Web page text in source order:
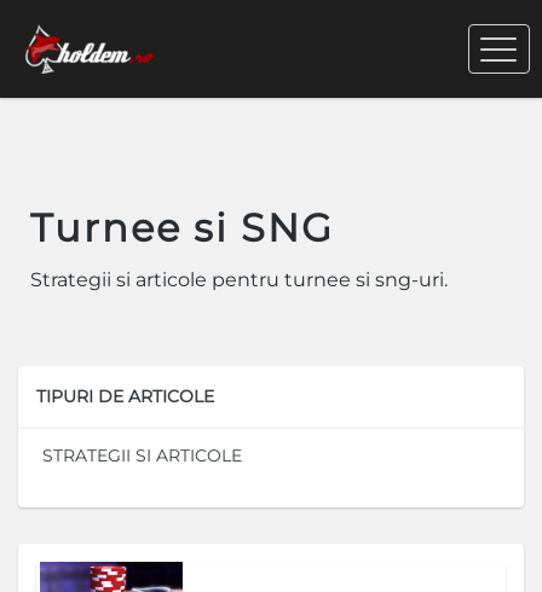
Turnee si SNG
Strategii si articole pentru turnee si sng-uri.
TIPURI DE ARTICOLE
STRATEGII SI ARTICOLE